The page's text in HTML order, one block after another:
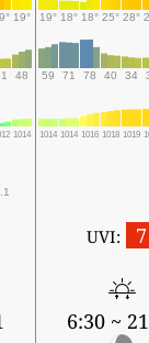
19° 19° 18° 18° 25° 28°
48 59 71 78 40 34
1014 1014 1014 1016 1018 1019
UVI: 7
6:30 ~